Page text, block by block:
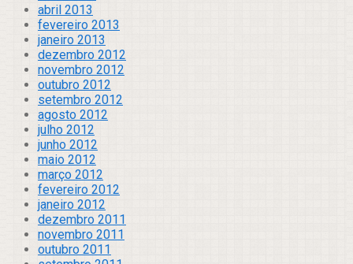
abril 2013
fevereiro 2013
janeiro 2013
dezembro 2012
novembro 2012
outubro 2012
setembro 2012
agosto 2012
julho 2012
junho 2012
maio 2012
março 2012
fevereiro 2012
janeiro 2012
dezembro 2011
novembro 2011
outubro 2011